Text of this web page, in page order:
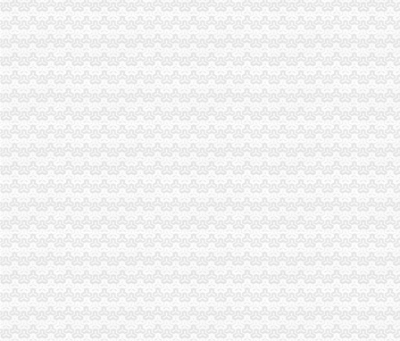
涪陵局五项措施化2007年农资市代理注销分公司场监管工作
綦江局扎实推进“光收费”分公司营业执照注销 工作
信用处、信息中心迅速落实元楷局长的重庆注销税务讲话精
2006年合同监管工作呈现“三大亮点”代理注销分公司
梁平局重庆注销税务抓制度建设促建工作再上台阶
市代办注销分公司局召开机关处级领导干部年度述职会议
市局局长、重庆注销税务组书记王元楷率队到武隆局调研工作
市局局长、代办注销分公司组书记王元楷在永川局主持召开工商工作专题调研
綦江局重庆分公司注销出台十条意见高度重视基础安全工作
2006年重庆会展行业呈五个点
全系统2006年消费维权效果明显
工商动态
全市代理注销分公司区县局信用信息化岗位大练抽考和竞赛正式开考
北碚局代理注销分公司缙云工商所五项措施推进工商所12315分类监管平台应用
永川区出台实施品牌战略措施
垫江局重庆分公司注销采取一次告知措施提高年检效率
高新区局围绕“三项重点工作、两项突破工作”代办注销分公司谋划2007年工作
巴南局“三个加”代办注销分公司大力实施消费安全放心工程